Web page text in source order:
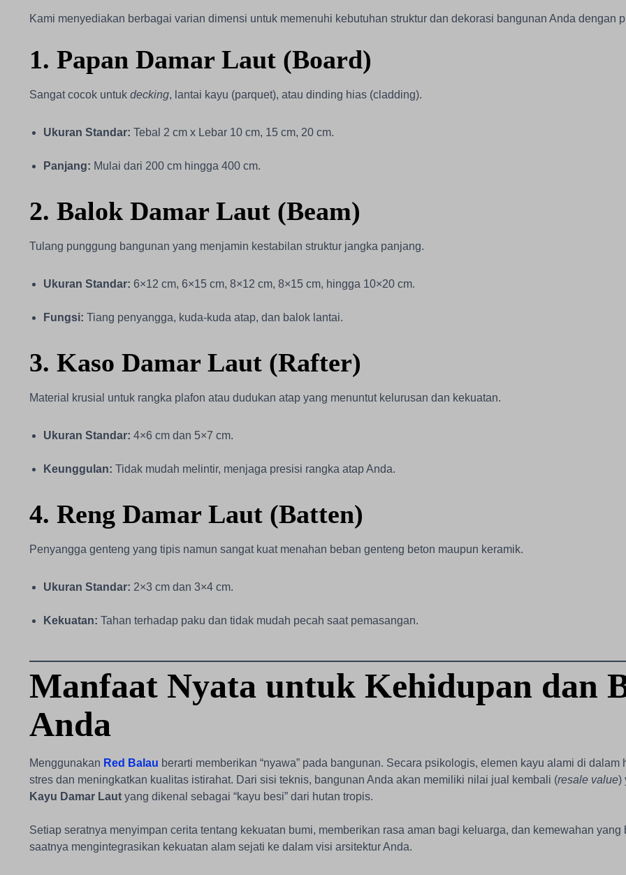
Kami menyediakan berbagai varian dimensi untuk memenuhi kebutuhan struktur dan dekorasi bangunan Anda dengan
1. Papan Damar Laut (Board)
Sangat cocok untuk decking, lantai kayu (parquet), atau dinding hias (cladding).
Ukuran Standar: Tebal 2 cm x Lebar 10 cm, 15 cm, 20 cm.
Panjang: Mulai dari 200 cm hingga 400 cm.
2. Balok Damar Laut (Beam)
Tulang punggung bangunan yang menjamin kestabilan struktur jangka panjang.
Ukuran Standar: 6×12 cm, 6×15 cm, 8×12 cm, 8×15 cm, hingga 10×20 cm.
Fungsi: Tiang penyangga, kuda-kuda atap, dan balok lantai.
3. Kaso Damar Laut (Rafter)
Material krusial untuk rangka plafon atau dudukan atap yang menuntut kelurusan dan kekuatan.
Ukuran Standar: 4×6 cm dan 5×7 cm.
Keunggulan: Tidak mudah melintir, menjaga presisi rangka atap Anda.
4. Reng Damar Laut (Batten)
Penyangga genteng yang tipis namun sangat kuat menahan beban genteng beton maupun keramik.
Ukuran Standar: 2×3 cm dan 3×4 cm.
Kekuatan: Tahan terhadap paku dan tidak mudah pecah saat pemasangan.
Manfaat Nyata untuk Kehidupan dan
Anda
Menggunakan Red Balau berarti memberikan “nyawa” pada bangunan. Secara psikologis, elemen kayu alami di
stres dan meningkatkan kualitas istirahat. Dari sisi teknis, bangunan Anda akan memiliki nilai jual kembali (resale value)
Kayu Damar Laut yang dikenal sebagai “kayu besi” dari hutan tropis.
Setiap seratnya menyimpan cerita tentang kekuatan bumi, memberikan rasa aman bagi keluarga, dan kemewahan
saatnya mengintegrasikan kekuatan alam sejati ke dalam visi arsitektur Anda.